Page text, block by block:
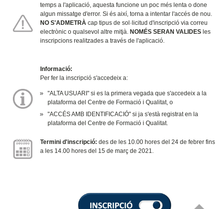
temps a l'aplicació, aquesta funcione un poc més lenta o done
algun missatge d'error. Si és així, torna a intentar l'accés de nou.
NO S'ADMETRÀ cap tipus de sol·licitud d'inscripció via correu
electrònic o qualsevol altre mitjà.NOMÉS SERAN VALIDES les
inscripcions realitzades a través de l'aplicació.
Informació:
Per fer la inscripció s'accedeix a:
"ALTA USUARI" si es la primera vegada que s'accedeix a la
plataforma del Centre de Formació i Qualitat, o
"ACCÉS AMB IDENTIFICACIÓ" si ja s'està registrat en la
plataforma del Centre de Formació i Qualitat.
Termini d'inscripció: des de les 10.00 hores del 24 de febrer fins
a les 14.00 hores del 15 de març de 2021.